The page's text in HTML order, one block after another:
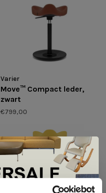
Varier
Move™ Compact leder,
zwart
€799,00